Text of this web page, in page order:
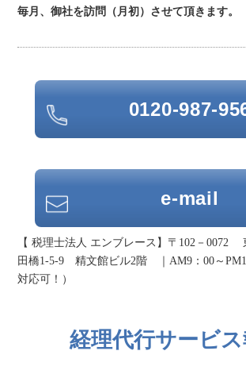
毎月、御社を訪問（月初）させて頂きます。
0120-987-
e-mail
【 税理士法人 エンブレース】 〒102－0072
田橋1-5-9 精文館ビル2階 ｜AM9：00～
対応可！）
経理代行サービス